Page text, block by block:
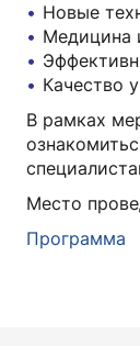
Новые
Медицина
Качество
В рамках
Место
Программа